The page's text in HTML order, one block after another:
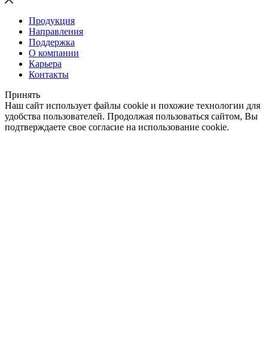
Продукция
Направления
Поддержка
О компании
Карьера
Контакты
Принять
Наш сайт использует файлы cookie и похожие технологии для
удобства пользователей. Продолжая пользоваться сайтом, Вы
подтверждаете свое согласие на использование cookie.